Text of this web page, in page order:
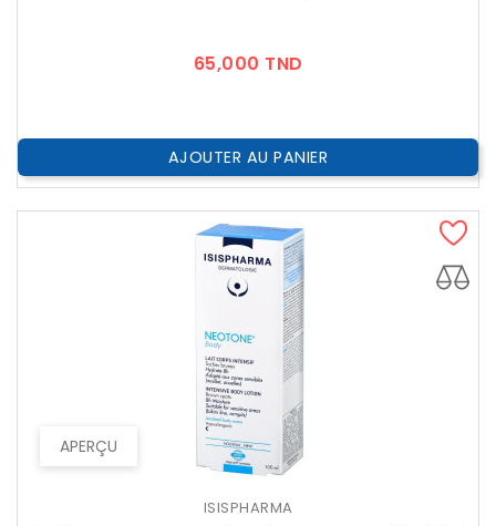
65,000 TND
AJOUTER AU PANIER
APERÇU
ISISPHARMA